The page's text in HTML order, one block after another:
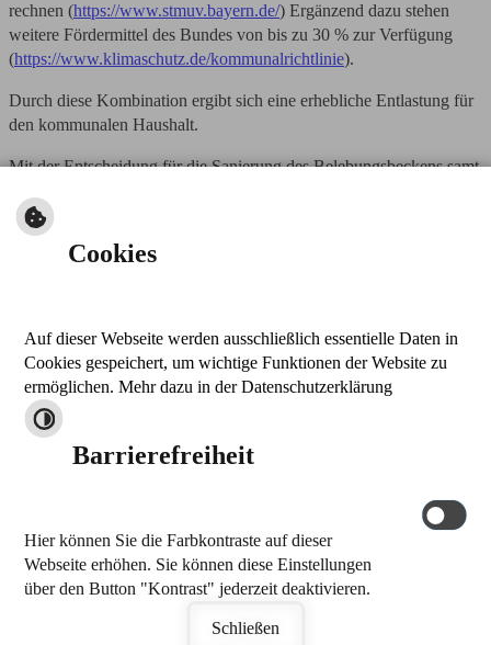
rechnen (https://www.stmuv.bayern.de/) Ergänzend dazu stehen
weitere Fördermittel des Bundes von bis zu 30 % zur Verfügung
(https://www.klimaschutz.de/kommunalrichtlinie).
Durch diese Kombination ergibt sich eine erhebliche Entlastung für
den kommunalen Haushalt.
Mit der Entscheidung für die Sanierung des Belebungsbeckens samt
energieeffiziente und nachhaltige Abwasserbehandlung. Die
Maßnahme kombiniert erhebliche Einsparpotenziale mit attraktiven
Fördermöglichkeiten und stellt einen wichtigen Schritt zur
nach oben
drucken
Kontakt
Markt Thalmässing
Tel.: 09173 909-0
Fax: 09173 909-32
E-Mail schreiben
Cookies
Auf dieser Webseite werden ausschließlich essentielle Daten in
Cookies gespeichert, um wichtige Funktionen der Website zu
ermöglichen. Mehr dazu in der Datenschutzerklärung
Barrierefreiheit
Hier können Sie die Farbkontraste auf dieser
Webseite erhöhen. Sie können diese Einstellungen
über den Button "Kontrast" jederzeit deaktivieren.
Schließen